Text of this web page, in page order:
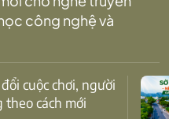
công nghệ và
cách mới